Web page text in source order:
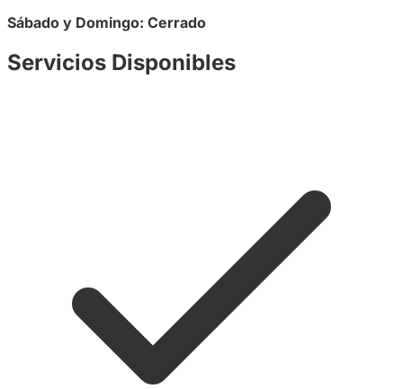
Sábado y Domingo: Cerrado
Servicios Disponibles